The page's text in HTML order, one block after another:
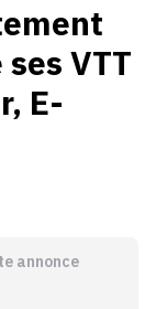
VTT
E-
annonce